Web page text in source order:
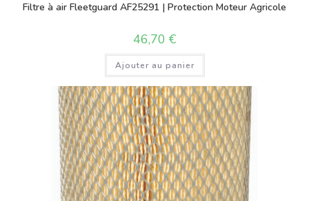
Filtre à air Fleetguard AF25291 | Protection Moteur Agricole
46,70 €
Ajouter au panier